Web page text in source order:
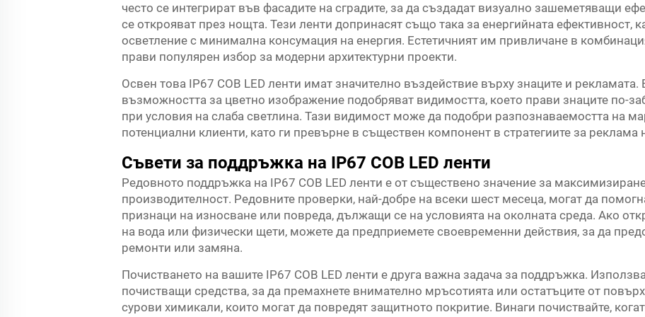
често се интегрират във фасадите на сградите, за да създадат визуално зашеметяващи
се открояват през нощта. Тези ленти допринасят също така за енергийната ефективност,
осветление с минимална консумация на енергия. Естетичният им привличане в
прави популярен избор за модерни архитектурни проекти.
Освен това IP67 COB LED ленти имат значително въздействие върху знаците и рекламата.
възможността за цветно изображение подобряват видимостта, което прави знаците по-
при условия на слаба светлина. Тази видимост може да подобри разпознаваемостта на
потенциални клиенти, като ги превърне в съществен компонент в стратегиите за реклама
Съвети за поддръжка на IP67 COB LED ленти
Редовното поддръжка на IP67 COB LED ленти е от съществено значение за
производителност. Редовните проверки, най-добре на всеки шест месеца, могат да
признаци на износване или повреда, дължащи се на условията на околната среда. Ако
на вода или физически щети, можете да предприемете своевременни действия, за да
ремонти или замяна.
Почистването на вашите IP67 COB LED ленти е друга важна задача за поддръжка.
почистващи средства, за да премахнете внимателно мръсотията или остатъците от
сурови химикали, които могат да повредят защитното покритие. Винаги почиствайте,